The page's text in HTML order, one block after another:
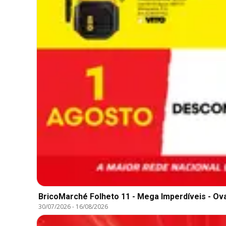
BricoMarché Folheto 11 - Mega Imperdíveis -
30/07/2026- 16/08/2026